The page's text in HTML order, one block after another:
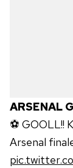
ARSENAL
⚽ GOOLL!!
Arsenal